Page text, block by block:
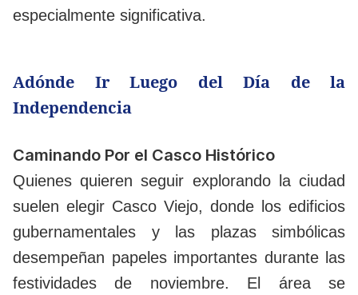
especialmente significativa.
Adónde Ir Luego del Día de la
Independencia
Caminando Por el Casco Histórico
Quienes quieren seguir explorando la ciudad
suelen elegir Casco Viejo, donde los edificios
gubernamentales y las plazas simbólicas
desempeñan papeles importantes durante las
festividades de noviembre. El área se